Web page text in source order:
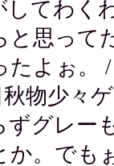
してわく
と思って
よぉ。 /
物少々
ずグレー
か。でも